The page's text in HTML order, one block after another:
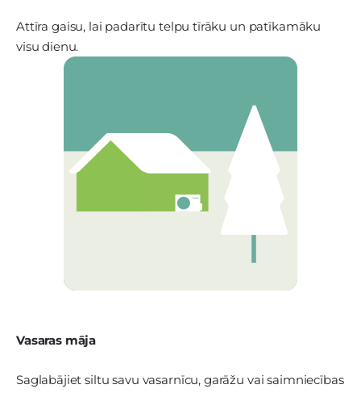
Attīra gaisu, lai padarītu telpu tīrāku un patīkamāku
visu dienu.
Vasaras māja
Saglabājiet siltu savu vasarnīcu, garāžu vai saimniecības